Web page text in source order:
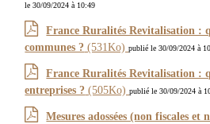
le 30/09/2024 à 10:49
France Ruralités Revitalisation :
communes ? (531Ko)publié le 30/09/2024 à
France Ruralités Revitalisation :
entreprises ? (505Ko)publié le 30/09/2024 à
Mesures adossées (non fiscales et